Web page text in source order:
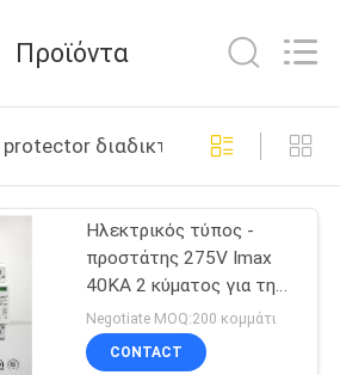
Προϊόντα
διαδικτυακή κατασκευή
Ηλεκτρικός τύπος -
προστάτης 275V Imax
40KA 2 κύματος για τη
χαμηλή τάση
Negotiate MOQ:200 κομμάτι
CONTACT